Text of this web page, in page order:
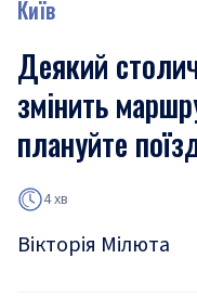
Київ
Деякий
змінить
плануйте
4 хв
Вікторія Мілюта